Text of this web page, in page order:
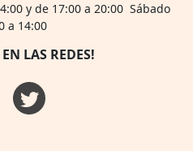
y de 17:00 a 20:00 Sábado
a 14:00
LAS REDES!